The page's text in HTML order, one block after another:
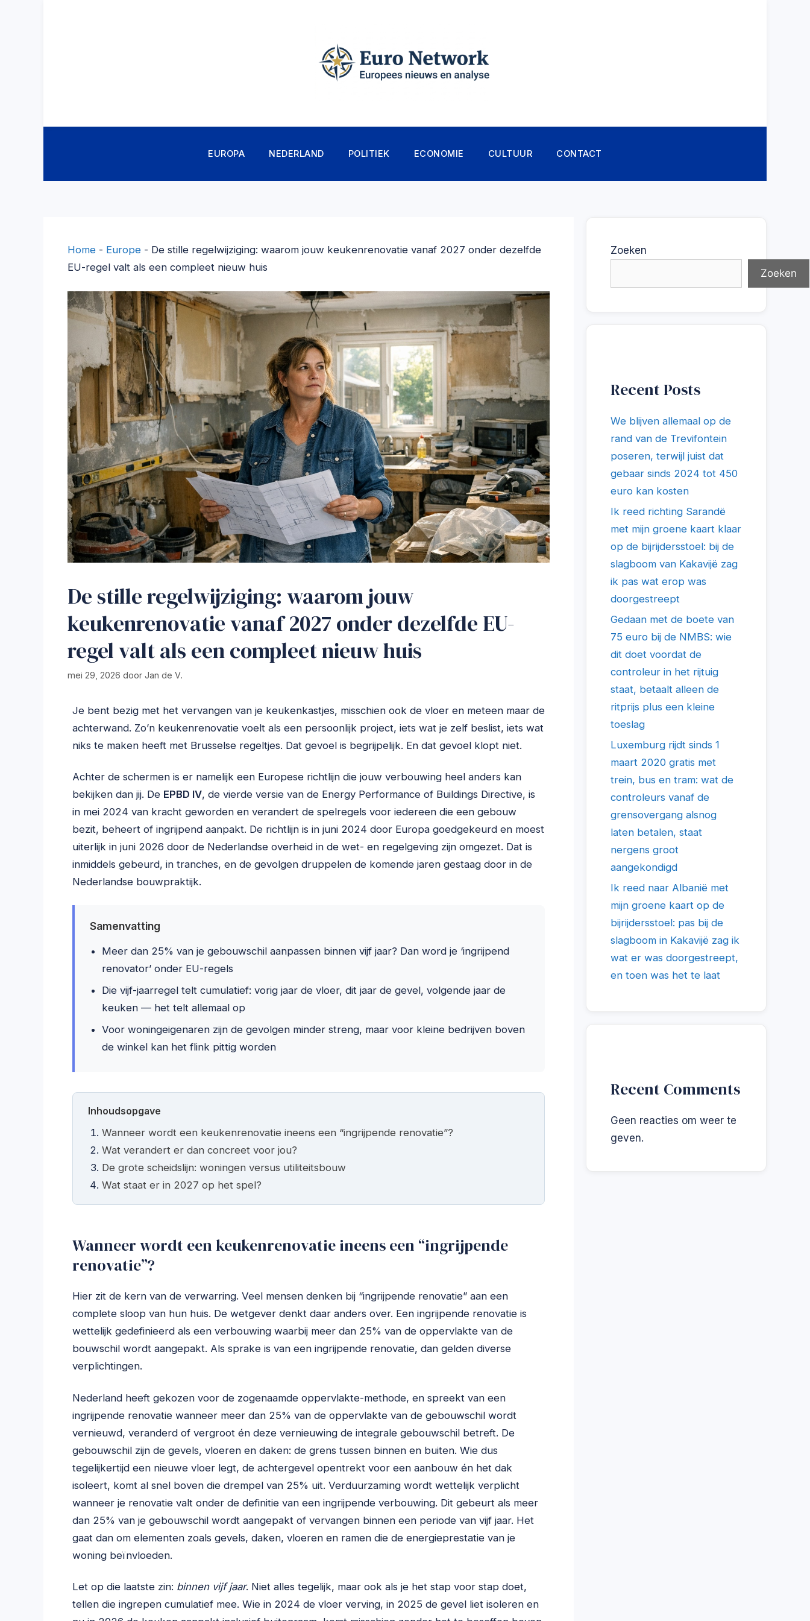
EUROPA NEDERLAND POLITIEK ECONOMIE CULTUUR CONTACT
Home - Europe - De stille regelwijziging: waarom jouw keukenrenovatie vanaf 2027 onder dezelfde
EU-regel valt als een compleet nieuw huis
De stille regelwijziging: waarom jouw
keukenrenovatie vanaf 2027 onder dezelfde EU-
regel valt als een compleet nieuw huis
mei 29, 2026 door Jan de V.
Je bent bezig met het vervangen van je keukenkastjes, misschien ook de vloer en meteen maar de
achterwand. Zo’n keukenrenovatie voelt als een persoonlijk project, iets wat je zelf beslist, iets wat
niks te maken heeft met Brusselse regeltjes. Dat gevoel is begrijpelijk. En dat gevoel klopt niet.
Achter de schermen is er namelijk een Europese richtlijn die jouw verbouwing heel anders kan
bekijken dan jij. De EPBD IV, de vierde versie van de Energy Performance of Buildings Directive, is
in mei 2024 van kracht geworden en verandert de spelregels voor iedereen die een gebouw
bezit, beheert of ingrijpend aanpakt. De richtlijn is in juni 2024 door Europa goedgekeurd en moest
uiterlijk in juni 2026 door de Nederlandse overheid in de wet- en regelgeving zijn omgezet. Dat is
inmiddels gebeurd, in tranches, en de gevolgen druppelen de komende jaren gestaag door in de
Nederlandse bouwpraktijk.
Samenvatting
Meer dan 25% van je gebouwschil aanpassen binnen vijf jaar? Dan word je ‘ingrijpend
renovator’ onder EU-regels
Die vijf-jaarregel telt cumulatief: vorig jaar de vloer, dit jaar de gevel, volgende jaar de
keuken — het telt allemaal op
Voor woningeigenaren zijn de gevolgen minder streng, maar voor kleine bedrijven boven
de winkel kan het flink pittig worden
Inhoudsopgave
Wanneer wordt een keukenrenovatie ineens een “ingrijpende renovatie”?
Wat verandert er dan concreet voor jou?
De grote scheidslijn: woningen versus utiliteitsbouw
Wat staat er in 2027 op het spel?
Wanneer wordt een keukenrenovatie ineens een “ingrijpende
renovatie”?
Hier zit de kern van de verwarring. Veel mensen denken bij “ingrijpende renovatie” aan een
complete sloop van hun huis. De wetgever denkt daar anders over. Een ingrijpende renovatie is
wettelijk gedefinieerd als een verbouwing waarbij meer dan 25% van de oppervlakte van de
bouwschil wordt aangepakt. Als sprake is van een ingrijpende renovatie, dan gelden diverse
verplichtingen.
Nederland heeft gekozen voor de zogenaamde oppervlakte-methode, en spreekt van een
ingrijpende renovatie wanneer meer dan 25% van de oppervlakte van de gebouwschil wordt
vernieuwd, veranderd of vergroot én deze vernieuwing de integrale gebouwschil betreft. De
gebouwschil zijn de gevels, vloeren en daken: de grens tussen binnen en buiten. Wie dus
tegelijkertijd een nieuwe vloer legt, de achtergevel opentrekt voor een aanbouw én het dak
isoleert, komt al snel boven die drempel van 25% uit. Verduurzaming wordt wettelijk verplicht
wanneer je renovatie valt onder de definitie van een ingrijpende verbouwing. Dit gebeurt als meer
dan 25% van je gebouwschil wordt aangepakt of vervangen binnen een periode van vijf jaar. Het
gaat dan om elementen zoals gevels, daken, vloeren en ramen die de energieprestatie van je
woning beïnvloeden.
Let op die laatste zin: binnen vijf jaar. Niet alles tegelijk, maar ook als je het stap voor stap doet,
tellen die ingrepen cumulatief mee. Wie in 2024 de vloer verving, in 2025 de gevel liet isoleren en
Zoeken
Zoeken
Recent Posts
We blijven allemaal op de
rand van de Trevifontein
poseren, terwijl juist dat
gebaar sinds 2024 tot 450
euro kan kosten
Ik reed richting Sarandë
met mijn groene kaart klaar
op de bijrijdersstoel: bij de
slagboom van Kakavijë zag
ik pas wat erop was
doorgestreept
Gedaan met de boete van
75 euro bij de NMBS: wie
dit doet voordat de
controleur in het rijtuig
staat, betaalt alleen de
ritprijs plus een kleine
toeslag
Luxemburg rijdt sinds 1
maart 2020 gratis met
trein, bus en tram: wat de
controleurs vanaf de
grensovergang alsnog
laten betalen, staat
nergens groot
aangekondigd
Ik reed naar Albanië met
mijn groene kaart op de
bijrijdersstoel: pas bij de
slagboom in Kakavijë zag ik
wat er was doorgestreept,
en toen was het te laat
Recent Comments
Geen reacties om weer te
geven.